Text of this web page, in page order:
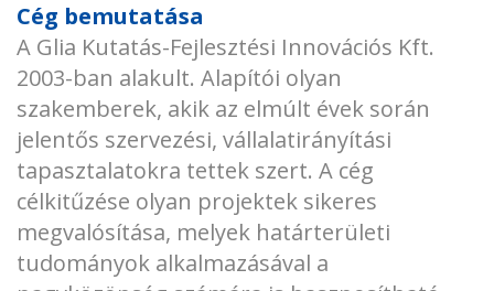
Cég bemutatása
A Glia Kutatás-Fejlesztési Innovációs Kft.
2003-ban alakult. Alapítói olyan
szakemberek, akik az elmúlt évek során
jelentős szervezési, vállalatirányítási
tapasztalatokra tettek szert. A cég
célkitűzése olyan projektek sikeres
megvalósítása, melyek határterületi
tudományok alkalmazásával a